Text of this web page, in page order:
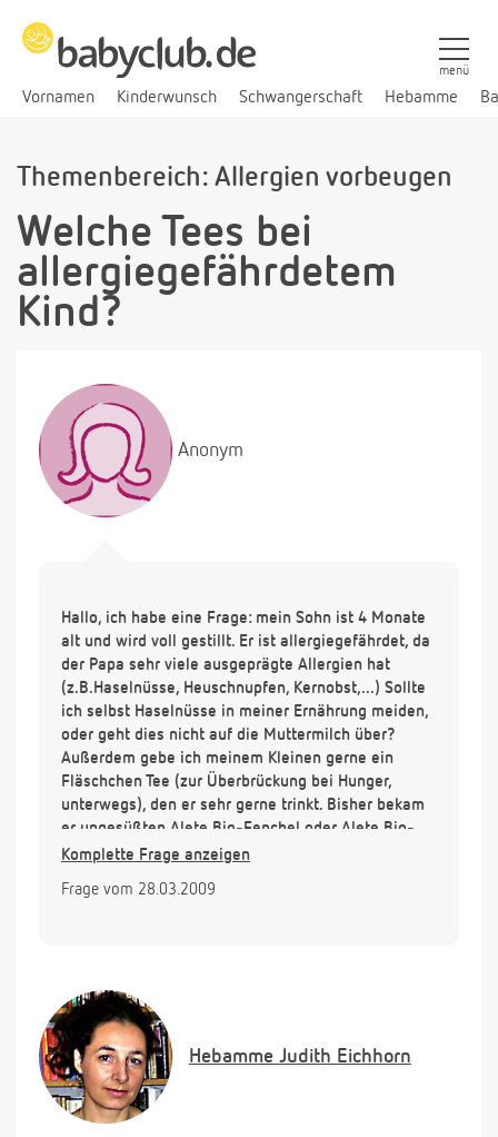
Vornamen Kinderwunsch Schwangerschaft Hebamme
menü
Themenbereich: Allergien vorbeugen
Welche Tees bei
allergiegefährdetem
Kind?
Anonym
Hallo, ich habe eine Frage: mein Sohn ist 4 Monate
alt und wird voll gestillt. Er ist allergiegefährdet, da
der Papa sehr viele ausgeprägte Allergien hat
(z.B.Haselnüsse, Heuschnupfen, Kernobst,...) Sollte
ich selbst Haselnüsse in meiner Ernährung meiden,
oder geht dies nicht auf die Muttermilch über?
Außerdem gebe ich meinem Kleinen gerne ein
Fläschchen Tee (zur Überbrückung bei Hunger,
unterwegs), den er sehr gerne trinkt. Bisher bekam
er ungesüßten Alete Bio-Fenchel oder Alete Bio-
Kräutertee. Da man aber nicht immer gleiche Sorte
Fenchel keine Wirkung mehr zeigti zum Lösen von
kann dies auch eine Allergie hervorrufen? Ich stille
weiter bis mind. Ende 6. Monat ohne Beikost, aber
da bald die wärmeren Tage anstehen und mein Sohn
sehr aktiv ist, wäre dies wichtig für mich zu wissen.
Vielen Dank schonmal für Ihre Hilfe!!! Viele Grüße
Komplette Frage anzeigen
Frage vom 28.03.2009
Hebamme Judith Eichhorn